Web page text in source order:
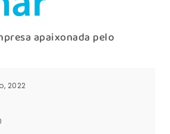
apaixonada pelo
2022